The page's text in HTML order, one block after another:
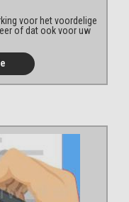
voor het voordelige
of dat ook voor uw